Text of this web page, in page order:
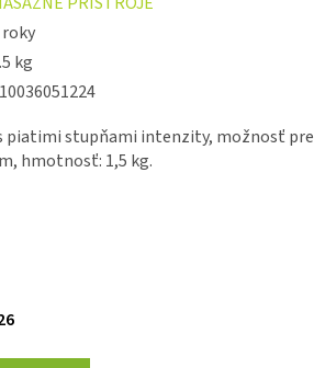
roky
kg
piatimi stupňami intenzity, možnosť
hmotnosť: 1,5 kg.